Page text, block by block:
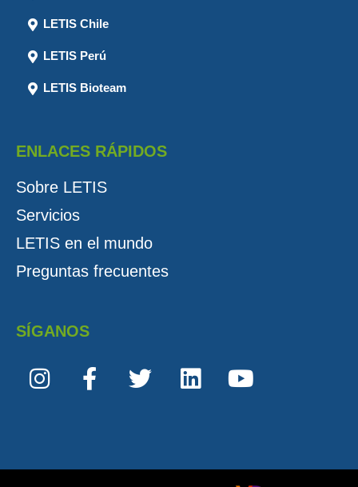
LETIS Chile
LETIS Perú
LETIS Bioteam
ENLACES RÁPIDOS
Sobre LETIS
Servicios
LETIS en el mundo
Preguntas frecuentes
SÍGANOS